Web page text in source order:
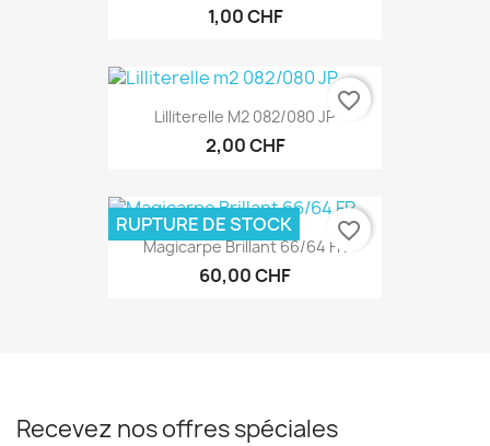
1,00 CHF
Lilliterelle M2 082/080 JP
2,00 CHF
favorite_border
Magicarpe Brillant 66/64 FR
60,00 CHF
RUPTURE DE STOCK favorite_border
Recevez nos offres spéciales